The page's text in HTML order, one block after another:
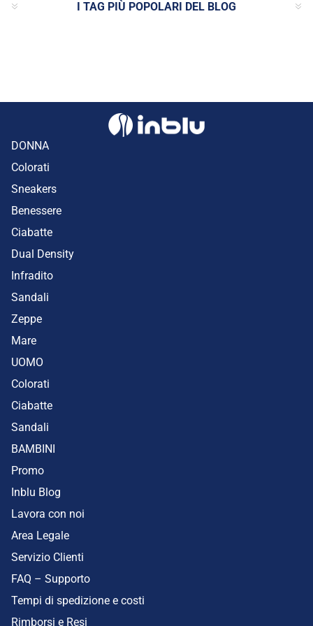
I TAG PIÙ POPOLARI DEL BLOG
DONNA
Colorati
Sneakers
Benessere
Ciabatte
Dual Density
Infradito
Sandali
Zeppe
Mare
UOMO
Colorati
Ciabatte
Sandali
BAMBINI
Promo
Inblu Blog
Lavora con noi
Area Legale
Servizio Clienti
FAQ – Supporto
Tempi di spedizione e costi
Rimborsi e Resi